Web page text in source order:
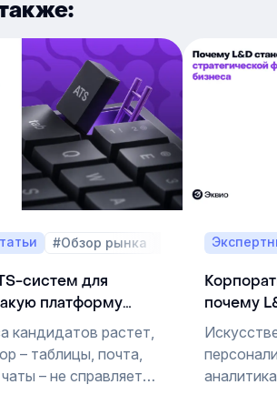
#Обзор рынка
систем для
платформу
кандидатов растет,
– таблицы, почта,
– не справляется
почему